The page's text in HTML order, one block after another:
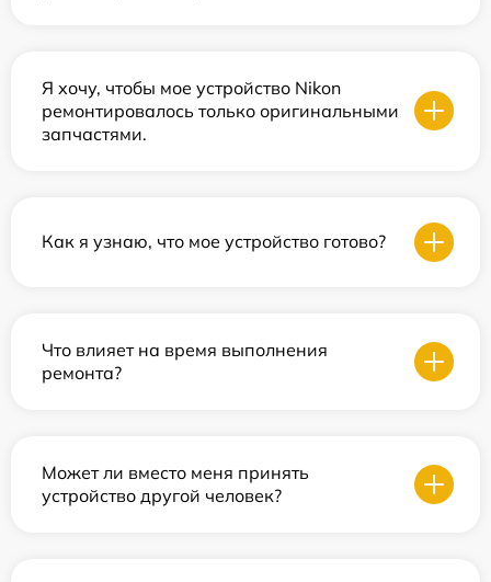
Я хочу, чтобы мое устройство Nikon
ремонтировалось только оригинальными
запчастями.
Как я узнаю, что мое устройство готово?
Что влияет на время выполнения
ремонта?
Может ли вместо меня принять
устройство другой человек?